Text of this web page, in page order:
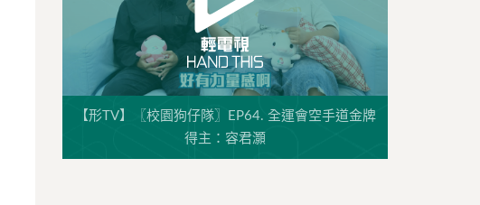
【形TV】〖校園狗仔隊〗EP64. 全運會空手道金牌
得主：容君灝